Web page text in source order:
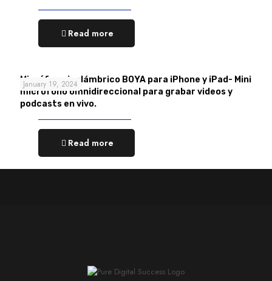
Read more
January 19, 2024
Micrófono inalámbrico BOYA para iPhone y iPad- Mini
micrófono omnidireccional para grabar videos y
podcasts en vivo.
Read more